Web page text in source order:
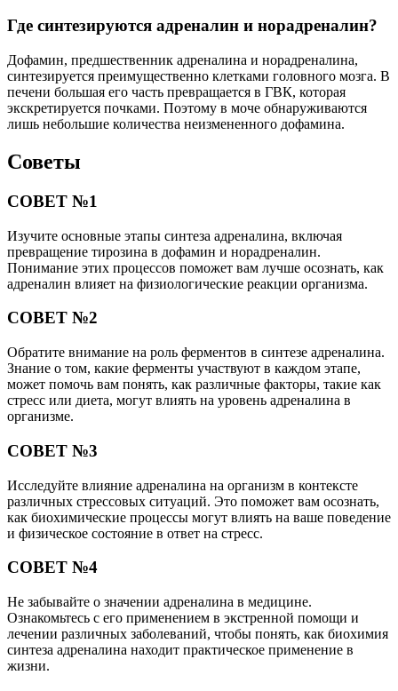
Где синтезируются адреналин и норадреналин?
Дофамин, предшественник адреналина и норадреналина,
синтезируется преимущественно клетками головного мозга. В
печени большая его часть превращается в ГВК, которая
экскретируется почками. Поэтому в моче обнаруживаются
лишь небольшие количества неизмененного дофамина.
Советы
СОВЕТ №1
Изучите основные этапы синтеза адреналина, включая
превращение тирозина в дофамин и норадреналин.
Понимание этих процессов поможет вам лучше осознать, как
адреналин влияет на физиологические реакции организма.
СОВЕТ №2
Обратите внимание на роль ферментов в синтезе адреналина.
Знание о том, какие ферменты участвуют в каждом этапе,
может помочь вам понять, как различные факторы, такие как
стресс или диета, могут влиять на уровень адреналина в
организме.
СОВЕТ №3
Исследуйте влияние адреналина на организм в контексте
различных стрессовых ситуаций. Это поможет вам осознать,
как биохимические процессы могут влиять на ваше поведение
и физическое состояние в ответ на стресс.
СОВЕТ №4
Не забывайте о значении адреналина в медицине.
Ознакомьтесь с его применением в экстренной помощи и
лечении различных заболеваний, чтобы понять, как биохимия
синтеза адреналина находит практическое применение в
жизни.